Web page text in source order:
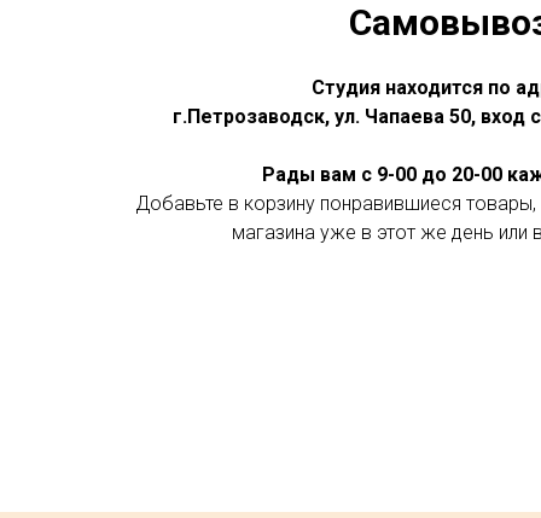
Студия находится по
г.Петрозаводск, ул. Чапаева 50, вход
Рады вам с 9-00 до 20-00
Добавьте в корзину понравившиеся
магазина уже в этот же день или